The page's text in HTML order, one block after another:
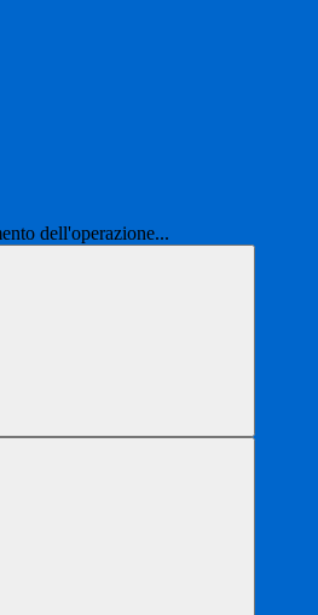
dell'operazione...